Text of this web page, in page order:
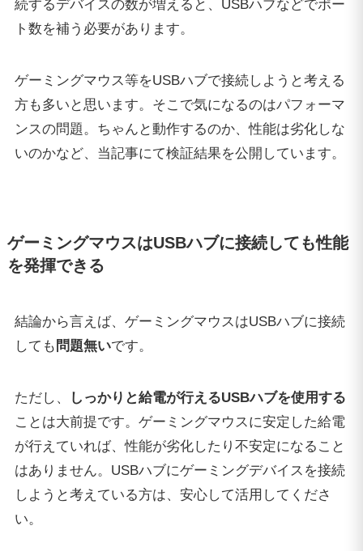
続するデバイスの数が増えると、USBハブなどでポー
ト数を補う必要があります。
ゲーミングマウス等をUSBハブで接続しようと考える
方も多いと思います。そこで気になるのはパフォーマ
ンスの問題。ちゃんと動作するのか、性能は劣化しな
いのかなど、当記事にて検証結果を公開しています。
ゲーミングマウスはUSBハブに接続しても性能
を発揮できる
結論から言えば、ゲーミングマウスはUSBハブに接続
しても 問題無いです。
ただし、
しっかりと給電が行えるUSBハブを使用する
ことは大前提です。ゲーミングマウスに安定した給電
が行えていれば、性能が劣化したり不安定になること
はありません。USBハブにゲーミングデバイスを接続
しようと考えている方は、安心して活用してくださ
い。